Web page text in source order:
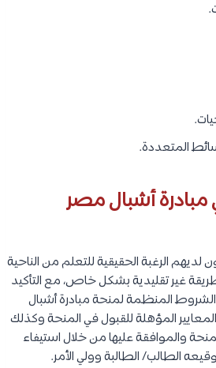
المتعددة.
أشبال مصر
الرغبة الحقيقية للتعلم من الناحية
غير تقليدية بشكل خاص، مع التأكيد
المنظمة لمنحة مبادرة أشبال
المؤهلة للقبول في المنحة وكذلك
والموافقة عليها من خلال استيفاء
الطالب/ الطالبة وولي الأمر.